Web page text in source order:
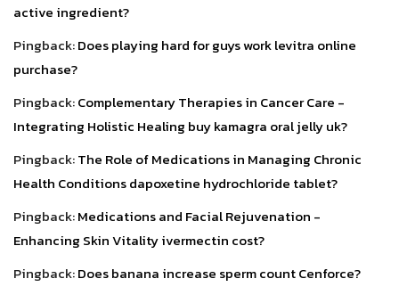
active ingredient?
Pingback:Does playing hard for guys work levitra online
purchase?
Pingback:Complementary Therapies in Cancer Care -
Integrating Holistic Healing buy kamagra oral jelly uk?
Pingback:The Role of Medications in Managing Chronic
Health Conditions dapoxetine hydrochloride tablet?
Pingback:Medications and Facial Rejuvenation -
Enhancing Skin Vitality ivermectin cost?
Pingback:Does banana increase sperm count Cenforce?